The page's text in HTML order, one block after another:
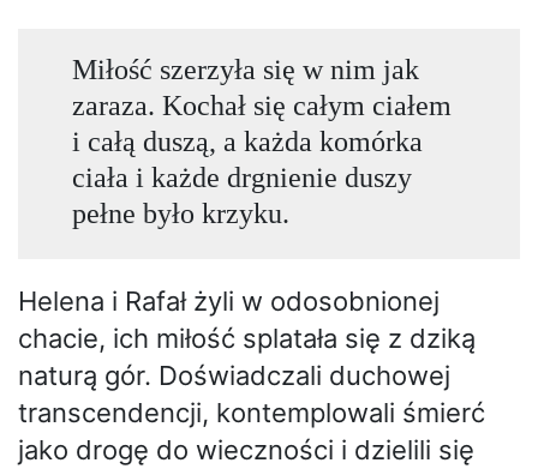
Miłość szerzyła się w nim jak
zaraza. Kochał się całym ciałem
i całą duszą, a każda komórka
ciała i każde drgnienie duszy
pełne było krzyku.
Helena i Rafał żyli w odosobnionej
chacie, ich miłość splatała się z dziką
naturą gór. Doświadczali duchowej
transcendencji, kontemplowali śmierć
jako drogę do wieczności i dzielili się